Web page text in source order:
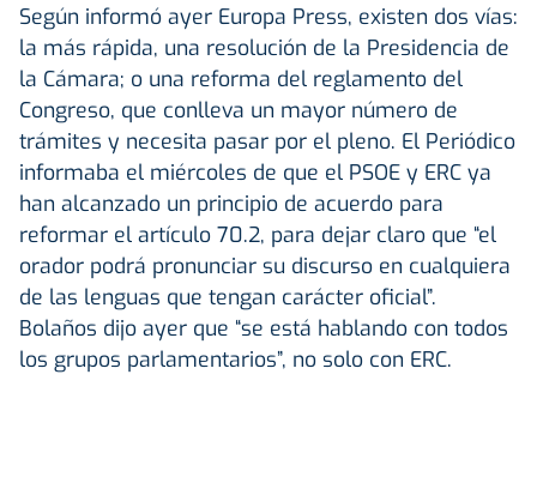
Según informó ayer Europa Press, existen dos vías:
la más rápida, una resolución de la Presidencia de
la Cámara; o una reforma del reglamento del
Congreso, que conlleva un mayor número de
trámites y necesita pasar por el pleno. El Periódico
informaba el miércoles de que el PSOE y ERC ya
han alcanzado un principio de acuerdo para
reformar el artículo 70.2, para dejar claro que “el
orador podrá pronunciar su discurso en cualquiera
de las lenguas que tengan carácter oficial”.
Bolaños dijo ayer que “se está hablando con todos
los grupos parlamentarios”, no solo con ERC.